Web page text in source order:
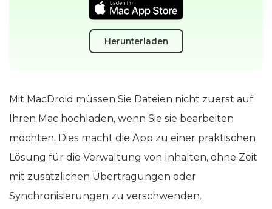
Herunterladen
Mit MacDroid müssen Sie Dateien nicht zuerst auf
Ihren Mac hochladen, wenn Sie sie bearbeiten
möchten. Dies macht die App zu einer praktischen
Lösung für die Verwaltung von Inhalten, ohne Zeit
mit zusätzlichen Übertragungen oder
Synchronisierungen zu verschwenden.